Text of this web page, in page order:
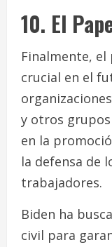
10. El
Finalmente, el
crucial en el
y otros
en la
la defensa de
trabajadores.
Biden ha
civil para